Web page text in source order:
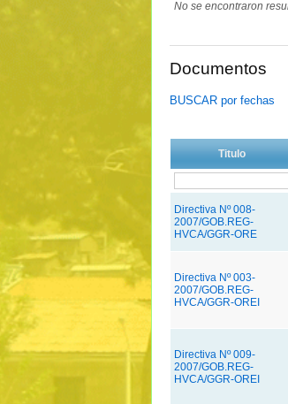
No se encontraron
Documentos
BUSCAR por fechas
Titulo
Directiva Nº 008-
2007/GOB.REG-
HVCA/GGR-ORE
Directiva Nº 003-
2007/GOB.REG-
HVCA/GGR-OREI
Directiva Nº 009-
2007/GOB.REG-
HVCA/GGR-OREI